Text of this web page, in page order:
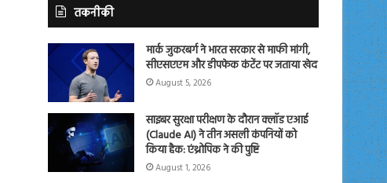
तकनीकी
मार्क जुकरबर्ग ने भारत सरकार से माफी मांगी,
सीएसएएम और डीपफेक कंटेंट पर जताया खेद
August 5, 2026
साइबर सुरक्षा परीक्षण के दौरान क्लॉड एआई
(Claude AI) ने तीन असली कंपनियों को
किया हैक: एंथ्रोपिक ने की पुष्टि
August 1, 2026